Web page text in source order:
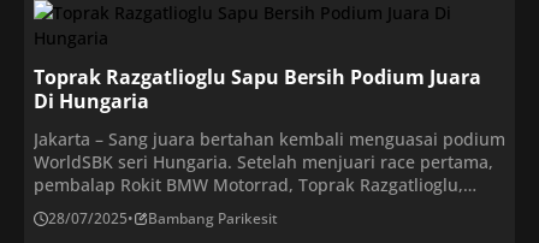
diikuti oleh pembalap Aruba.it Racing Ducati, Nicolo
Bulega, di peringkat kedua dengan 381 poin, dan
pembalap Barni Spark Racing Team, […]
Toprak Razgatlioglu Sapu Bersih Podium Juara
Di Hungaria
Jakarta – Sang juara bertahan kembali menguasai podium
WorldSBK seri Hungaria. Setelah menjuari race pertama,
pembalap Rokit BMW Motorrad, Toprak Razgatlioglu,
sukses merebut kemenangan dalam balapan kedua (Race
2) WorldSBK Hungaria 2025 di Sirkuit Balaton Park, pada
28/07/2025• Bambang Parikesit